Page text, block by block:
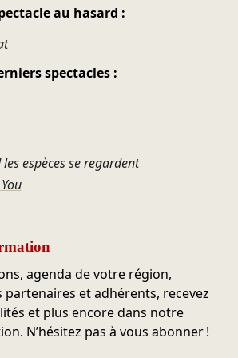
au hasard :
spectacles :
espèces se regardent
agenda de votre région,
partenaires et adhérents, recevez
et plus encore dans notre
N’hésitez pas à vous abonner !